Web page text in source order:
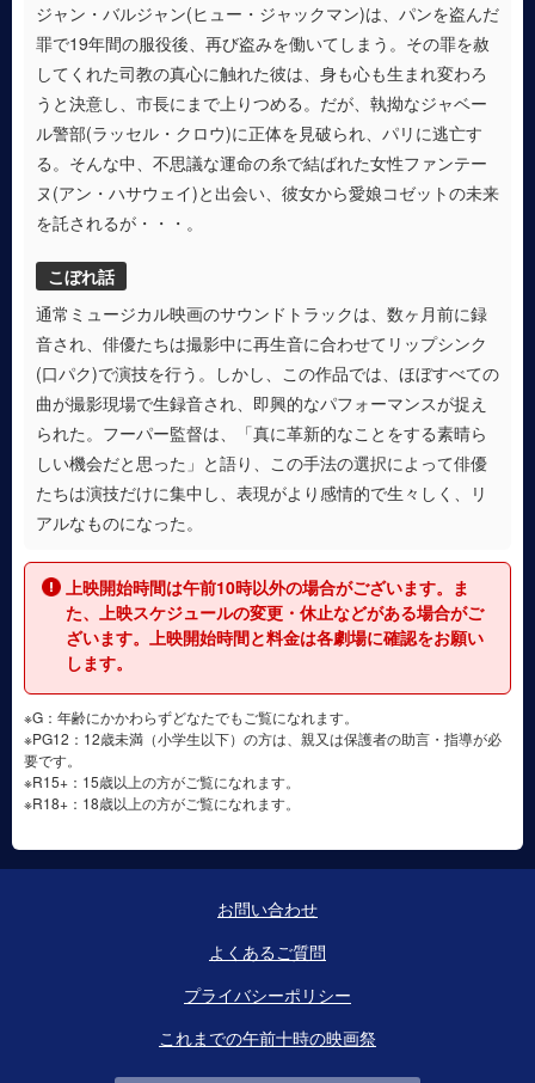
ジャン・バルジャン(ヒュー・ジャックマン)は、パンを盗んだ
罪で19年間の服役後、再び盗みを働いてしまう。その罪を赦
してくれた司教の真心に触れた彼は、身も心も生まれ変わろ
うと決意し、市長にまで上りつめる。だが、執拗なジャベー
ル警部(ラッセル・クロウ)に正体を見破られ、パリに逃亡す
る。そんな中、不思議な運命の糸で結ばれた女性ファンテー
ヌ(アン・ハサウェイ)と出会い、彼女から愛娘コゼットの未来
を託されるが・・・。
こぼれ話
通常ミュージカル映画のサウンドトラックは、数ヶ月前に録
音され、俳優たちは撮影中に再生音に合わせてリップシンク
(口パク)で演技を行う。しかし、この作品では、ほぼすべての
曲が撮影現場で生録音され、即興的なパフォーマンスが捉え
られた。フーパー監督は、「真に革新的なことをする素晴ら
しい機会だと思った」と語り、この手法の選択によって俳優
たちは演技だけに集中し、表現がより感情的で生々しく、リ
アルなものになった。
上映開始時間は午前10時以外の場合がございます。ま
た、上映スケジュールの変更・休止などがある場合がご
ざいます。上映開始時間と料金は各劇場に確認をお願い
します。
※G：年齢にかかわらずどなたでもご覧になれます。
※PG12：12歳未満（小学生以下）の方は、親又は保護者の助言・指導が必
要です。
※R15+：15歳以上の方がご覧になれます。
※R18+：18歳以上の方がご覧になれます。
お問い合わせ
よくあるご質問
プライバシーポリシー
これまでの午前十時の映画祭